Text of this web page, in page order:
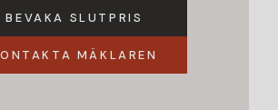
BEVAKA SLUTPRIS
MÄKLAREN